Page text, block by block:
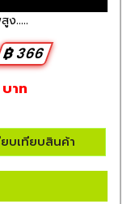
ง.....
฿ 366
าท
ยบเทียบสินค้า